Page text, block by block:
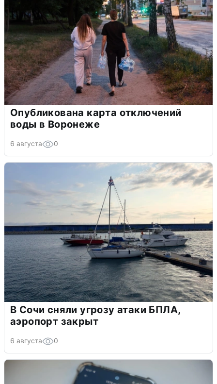
Опубликована карта отключений
воды в Воронеже
6 августа 0
В Сочи сняли угрозу атаки БПЛА,
аэропорт закрыт
6 августа 0